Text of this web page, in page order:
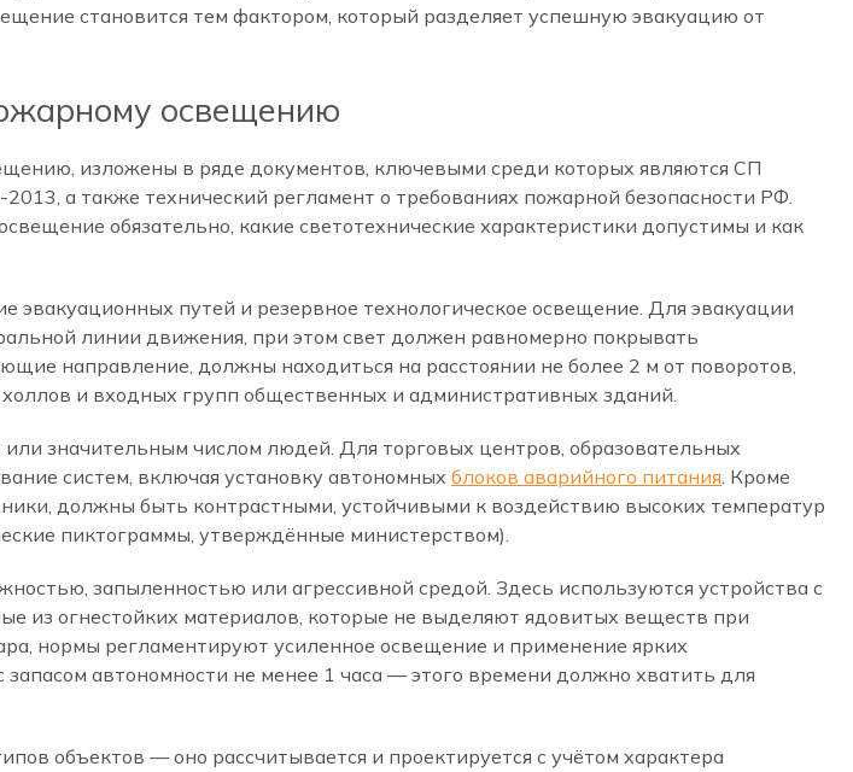
становится тем фактором, который разделяет успешную эвакуацию от
освещению
изложены в ряде документов, ключевыми среди которых являются СП
а также технический регламент о требованиях пожарной безопасности РФ.
обязательно, какие светотехнические характеристики допустимы и как
путей и резервное технологическое освещение. Для эвакуации
линии движения, при этом свет должен равномерно покрывать
направление, должны находиться на расстоянии не более 2 м от поворотов,
и входных групп общественных и административных зданий.
значительным числом людей. Для торговых центров, образовательных
систем, включая установку автономных блоков аварийного питания. Кроме
должны быть контрастными, устойчивыми к воздействию высоких температур
пиктограммы, утверждённые министерством).
запыленностью или агрессивной средой. Здесь используются устройства с
из огнестойких материалов, которые не выделяют ядовитых веществ при
нормы регламентируют усиленное освещение и применение ярких
автономности не менее 1 часа — этого времени должно хватить для
объектов — оно рассчитывается и проектируется с учётом характера